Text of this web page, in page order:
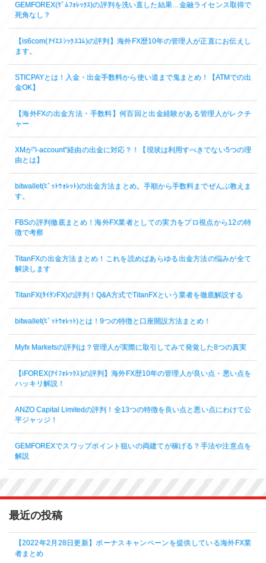
GEMFOREX(ｹﾞﾑﾌｫﾚｯｸｽ)の評判を洗い直した結果…金融ライセンス取得で
死角なし？
【is6com(ｱｲｴｽｼｯｸｽｺﾑ)の評判】海外FX歴10年の管理人が正直にお伝えし
ます。
STICPAYとは！入金・出金手数料から使い道まで鬼まとめ！【ATMでの出
金OK】
【海外FXの出金方法・手数料】何百回と出金経験がある管理人がレクチ
ャー
XMが”i-account”経由の出金に対応？！【現状は利用すべきでない5つの理
由とは】
bitwallet(ﾋﾞｯﾄｳｫﾚｯﾄ)の出金方法まとめ。手順から手数料までぜんぶ教えま
す。
FBSの評判徹底まとめ！海外FX業者としての実力をプロ視点から12の特
徴で考察
TitanFXの出金方法まとめ！これを読めばあらゆる出金方法の悩みが全て
解決します
TitanFX(ﾀｲﾀﾝFX)の評判！Q&A方式でTitanFXという業者を徹底解説する
bitwallet(ﾋﾞｯﾄｳｫﾚｯﾄ)とは！9つの特徴と口座開設方法まとめ！
Myfx Marketsの評判は？管理人が実際に取引してみて発覚した8つの真実
【iFOREX(ｱｲﾌｫﾚｯｸｽ)の評判】海外FX歴10年の管理人が良い点・悪い点を
ハッキリ解説！
ANZO Capital Limitedの評判！全13つの特徴を良い点と悪い点にわけて公
平ジャッジ！
GEMFOREXでスワップポイント狙いの両建てが稼げる？手法や注意点を
解説
最近の投稿
【2022年2月28日更新】ボーナスキャンペーンを提供している海外FX業
者まとめ